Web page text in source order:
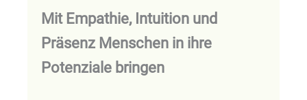
Mit Empathie, Intuition und
Präsenz Menschen in ihre
Potenziale bringen